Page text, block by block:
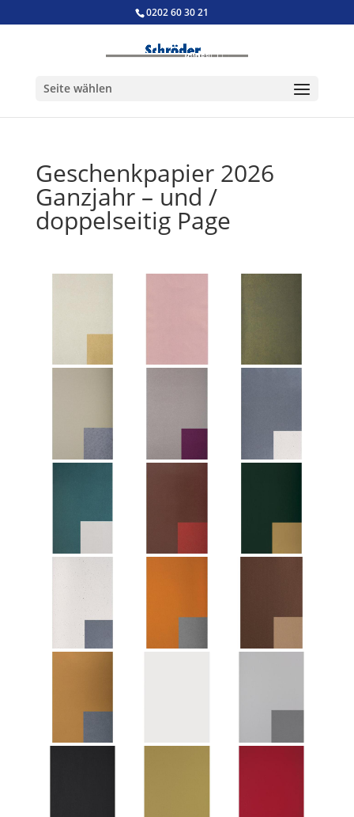
0202 60 30 21
Seite wählen
Geschenkpapier 2026
Ganzjahr – und /
doppelseitig Page